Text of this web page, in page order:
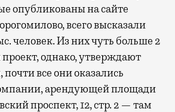
опубликованы на сайте
всего высказали
человек. Из них чуть больше 2
однако, утверждают
все они оказались
арендующей площади
проспект, 12, стр. 2 — там